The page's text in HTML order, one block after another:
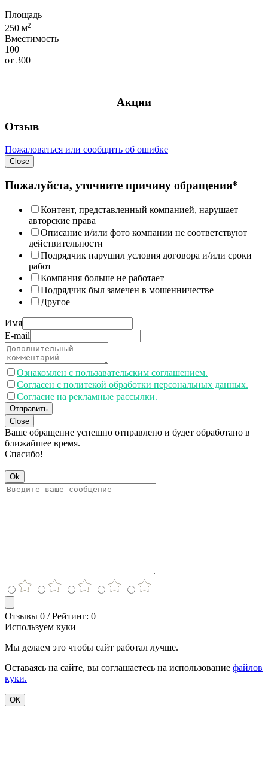
Площадь
250 м2
Вместимость
100
от 300
Акции
Отзыв
Пожаловаться или сообщить об ошибке
Close
Пожалуйста, уточните причину обращения*
Контент, представленный компанией, нарушает
авторские права
Описание и/или фото компании не соответствуют
действительности
Подрядчик нарушил условия договора и/или сроки
работ
Компания больше не работает
Подрядчик был замечен в мошенничестве
Другое
Имя
E-mail
Ознакомлен с пользавательским соглашением.
Согласен с политекой обработки персональных данных.
Согласие на рекламные рассылки.
Отправить
Close
Ваше обращение успешно отправлено и будет обработано в
ближайшее время.
Спасибо!
Ok
Отзывы 0 / Рейтинг: 0
Используем куки
Мы делаем это чтобы сайт работал лучше.
Оставаясь на сайте, вы соглашаетесь на использование файлов
куки.
ОК